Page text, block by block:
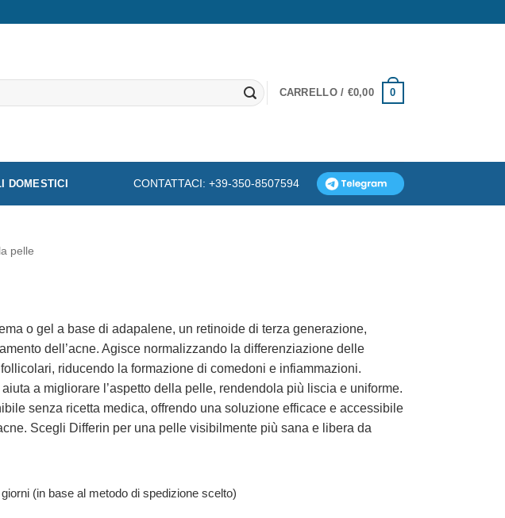
CARRELLO / €0,00 0
DOMESTICI CONTATTACI: +39-350-8507594
pelle
o gel a base di adapalene, un retinoide di terza generazione,
dell’acne. Agisce normalizzando la differenziazione delle
riducendo la formazione di comedoni e infiammazioni.
a migliorare l’aspetto della pelle, rendendola più liscia e uniforme.
senza ricetta medica, offrendo una soluzione efficace e accessibile
Scegli Differin per una pelle visibilmente più sana e libera da
(in base al metodo di spedizione scelto)